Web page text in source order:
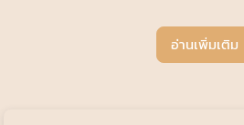
อ่านเพิ่มเติม